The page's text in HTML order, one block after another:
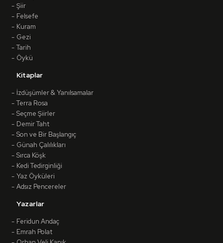
Şiir
Felsefe
Kuram
Gezi
Tarih
Öykü
Kitaplar
İzdüşümler & Yanılsamalar
Terra Rosa
Seçme Şiirler
Demir Taht
Son ve Bir Başlangıç
Günah Çalılıkları
Sırca Köşk
Kedi Tedirginliği
Yaz Öyküleri
Adsız Pencereler
Yazarlar
Feridun Andaç
Emrah Polat